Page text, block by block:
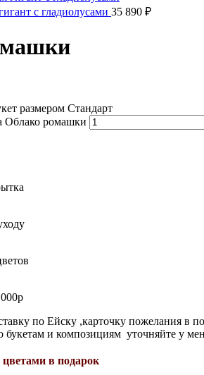
с гладиолусами 35 890 ₽
размером Стандарт
Облако ромашки
по Ейску ,карточку пожелания в
и композициям уточняйте у
цветами в подарок